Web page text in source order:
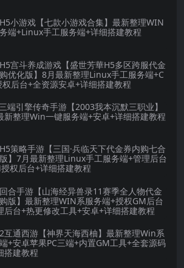
小游戏【七款小游戏合集】最新整理WIN
端+Linux手工服务端+详细搭建教程
宫斗养成游戏【盛世芳華H5多区跨服代金
优化版】8月最新整理Linux手工服务端+C
权后台+全资源安卓+详细搭建教程
端引擎传奇手游【2003我本沉默三职业】
新整理Win一键服务端+安卓+详细搭建教程
策略手游【三国·兵临天下代金券内购七合
】7月最新整理Linux手工服务端+管理后台
权后台+详细搭建教程
合手游【山海经异兽录11赛季全人物代金
版】最新整理WIN系服务端+授权GM后台
后台+热更修改工具+安卓+详细搭建教程
互通西游【神界天海西柚】最新整理Win系
+安卓苹果PC三端+内置GM工具+全套源码
搭建教程